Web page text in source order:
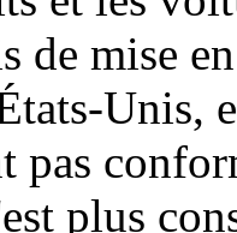
de mise
Unis,
pas
plus